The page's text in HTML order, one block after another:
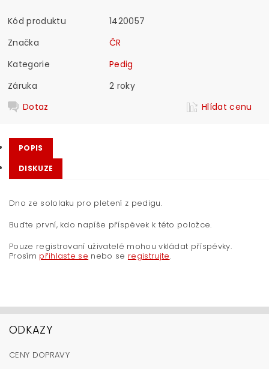
Kód produktu
1420057
Značka
ČR
Kategorie
Pedig
Záruka
2 roky
Dotaz
Hlídat cenu
POPIS
DISKUZE
Dno ze sololaku pro pletení z pedigu.
Buďte první, kdo napíše příspěvek k této položce.
Pouze registrovaní uživatelé mohou vkládat příspěvky.
Prosím přihlaste se nebo se registrujte.
ODKAZY
CENY DOPRAVY